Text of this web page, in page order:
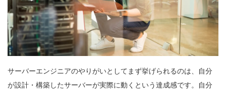
サーバーエンジニアのやりがいとしてまず挙げられるのは、自分
が設計・構築したサーバーが実際に動くという達成感です。自分